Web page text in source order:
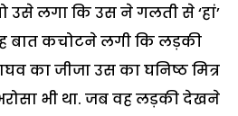
उसे लगा कि उस ने गलती से ‘हां’
बात कचोटने लगी कि लड़की
का जीजा उस का घनिष्ठ मित्र
भी था. जब वह लड़की देखने